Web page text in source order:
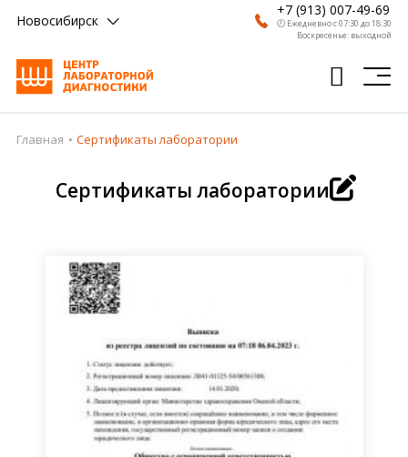
Новосибирск
+7 (913) 007-49-69
🕗 Ежедневно с 07:30 до 18:30
Воскресенье: выходной
Главная
Анализы
Получить результат
Пациентам
Партнерам
Главная Сертификаты лаборатории
Сертификаты лаборатории